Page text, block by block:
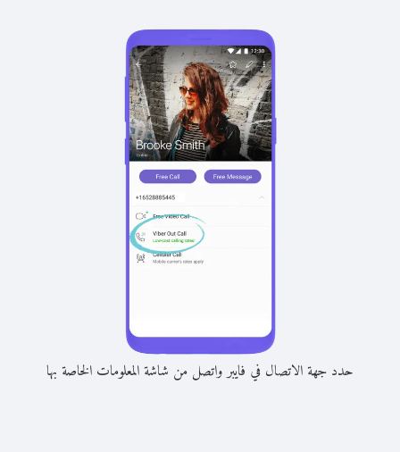
حدد جهة الاتصال في فايبر واتصل من شاشة المعلومات الخاصة بها